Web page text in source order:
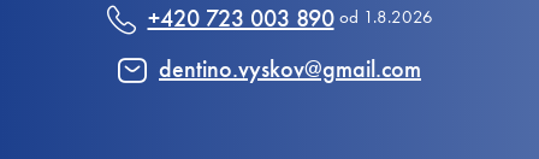
+420 723 003 890od 1.8.2026
dentino.vyskov@gmail.com